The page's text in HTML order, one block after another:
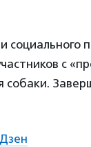
социального
с
собаки.